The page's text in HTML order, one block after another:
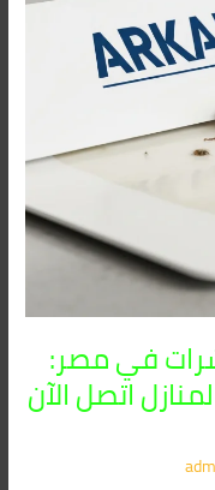
في مصر:
اتصل الآن